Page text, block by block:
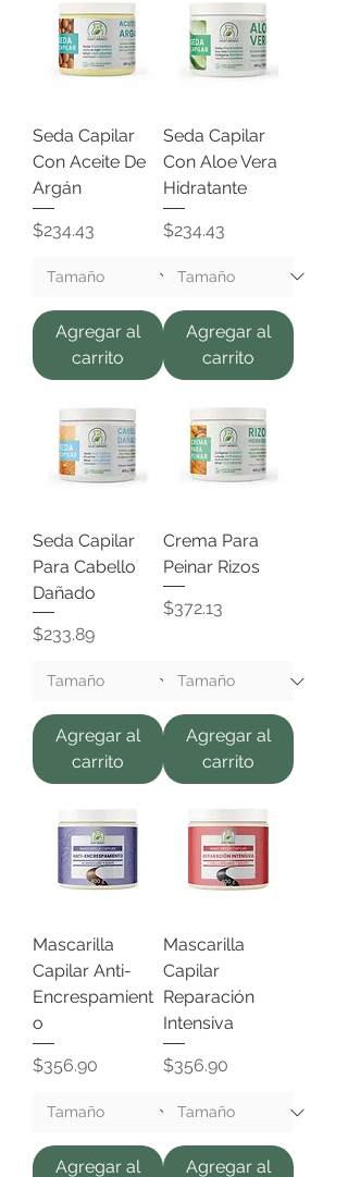
Seda Capilar
Con Aceite De
Argán
Precio
$234.43
Agregar al
carrito
Seda Capilar
Con Aloe Vera
Hidratante
Precio
$234.43
Agregar al
carrito
Seda Capilar
Para Cabello
Dañado
Precio
$233.89
Agregar al
carrito
Crema Para
Peinar Rizos
Precio
$372.13
Agregar al
carrito
Mascarilla
Capilar Anti-
Encrespamient
o
Precio
$356.90
Agregar al
Mascarilla
Capilar
Reparación
Intensiva
Precio
$356.90
Agregar al